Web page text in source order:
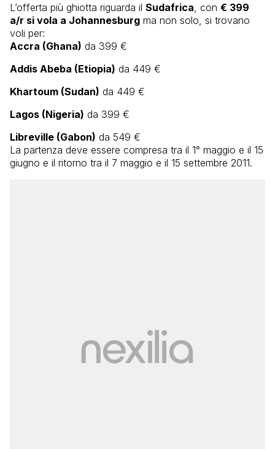
L’offerta più ghiotta riguarda il Sudafrica , con € 399
a/r si vola a Johannesburg ma non solo, si trovano
voli per:
Accra (Ghana) da 399 €
Addis Abeba (Etiopia) da 449 €
Khartoum (Sudan) da 449 €
Lagos (Nigeria) da 399 €
Libreville (Gabon) da 549 €
La partenza deve essere compresa tra il 1° maggio e il 15
giugno e il ritorno tra il 7 maggio e il 15 settembre 2011.